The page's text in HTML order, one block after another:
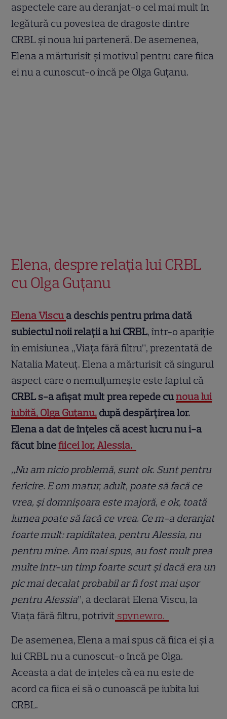
aspectele care au deranjat-o cel mai mult în
legătură cu povestea de dragoste dintre
CRBL și noua lui parteneră. De asemenea,
Elena a mărturisit și motivul pentru care fiica
ei nu a cunoscut-o încă pe Olga Guțanu.
Elena, despre relația lui CRBL
cu Olga Guțanu
Elena Viscu a deschis pentru prima dată
subiectul noii relații a lui CRBL, într-o apariție
în emisiunea „Viața fără filtru”, prezentată de
Natalia Mateuț. Elena a mărturisit că singurul
aspect care o nemulțumește este faptul că
CRBL s-a afișat mult prea repede cunoua lui
iubită, Olga Guțanu, după despărțirea lor.
Elena a dat de înțeles că acest lucru nu i-a
făcut binefiicei lor, Alessia.
„Nu am nicio problemă, sunt ok. Sunt pentru
fericire. E om matur, adult, poate să facă ce
vrea, și domnișoara este majoră, e ok, toată
lumea poate să facă ce vrea. Ce m-a deranjat
foarte mult: rapiditatea, pentru Alessia, nu
pentru mine. Am mai spus, au fost mult prea
multe într-un timp foarte scurt și dacă era un
pic mai decalat probabil ar fi fost mai ușor
pentru Alessia”, a declarat Elena Viscu, la
Viața fără filtru, potrivit spynew.ro.
De asemenea, Elena a mai spus că fiica ei și a
lui CRBL nu a cunoscut-o încă pe Olga.
Aceasta a dat de înțeles că ea nu este de
acord ca fiica ei să o cunoască pe iubita lui
CRBL.